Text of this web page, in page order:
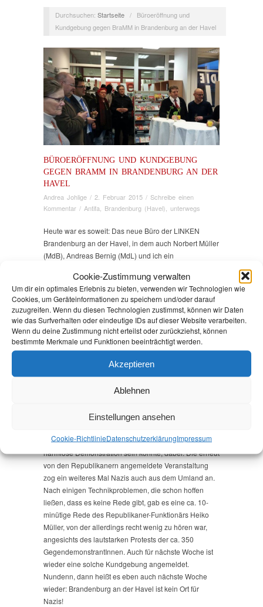
Cookie-Zustimmung verwalten
Um dir ein optimales Erlebnis zu bieten, verwenden wir Technologien wie
Cookies, um Geräteinformationen zu speichern und/oder darauf
zuzugreifen. Wenn du diesen Technologien zustimmst, können wir Daten
wie das Surfverhalten oder eindeutige IDs auf dieser Website verarbeiten.
Wenn du deine Zustimmung nicht erteilst oder zurückziehst, können
bestimmte Merkmale und Funktionen beeinträchtigt werden.
Akzeptieren
Ablehnen
Einstellungen ansehen
Cookie-RichtlinieDatenschutz­erklärungImpressum
Durchsuchen: Startseite /
Büroeröffnung und
Kundgebung gegen BraMM in Brandenburg an der Havel
BÜROERÖFFNUNG UND KUNDGEBUNG
GEGEN BRAMM IN BRANDENBURG AN DER
HAVEL
Andrea Johlige / 2. Februar 2015 / Schreibe einen
Kommentar / Antifa Brandenburg (Havel) unterwegs
Heute war es soweit: Das neue Büro der LINKEN
Brandenburg an der Havel, in dem auch Norbert Müller
(MdB), Andreas Bernig (MdL) und ich ein
in der Kirchhofstraße unweit des Neustädtischen
Markts beheimatet. Ca. 40 Gäste waren gekommen
und nach der kurzen Ansprach der Kreisvorsitzenden
rezitierte eine Genossin Tucholskys „Ein älterer aber
leicht besoffener Herr“(zum Text geht es hier).
Nach einigen kurzen Gesprächen gingen wir
gemeinsam mit den Gästen zum Neustädter Markt um
auch in dieser Woche den Nazis zu zeigen, dass
Brandenburg an der Havel kein Ort für sie ist. Gerade
deutlich weniger als in der letzten Woche und dieses
Bürger, die sich täuschen ließen, dass dies eine ganz
harmlose Demonstration sein könnte, dabei. Die erneut
von den Republikanern angemeldete Veranstaltung
zog ein weiteres Mal Nazis auch aus dem Umland an.
Nach einigen Technikproblemen, die schon hoffen
ließen, dass es keine Rede gibt, gab es eine ca. 10-
minütige Rede des Republikaner-Funktionärs Heiko
Müller, von der allerdings recht wenig zu hören war,
angesichts des lautstarken Protests der ca. 350
GegendemonstrantInnen. Auch für nächste Woche ist
wieder eine solche Kundgebung angemeldet.
Nundenn, dann heißt es eben auch nächste Woche
wieder: Brandenburg an der Havel ist kein Ort für
Nazis!